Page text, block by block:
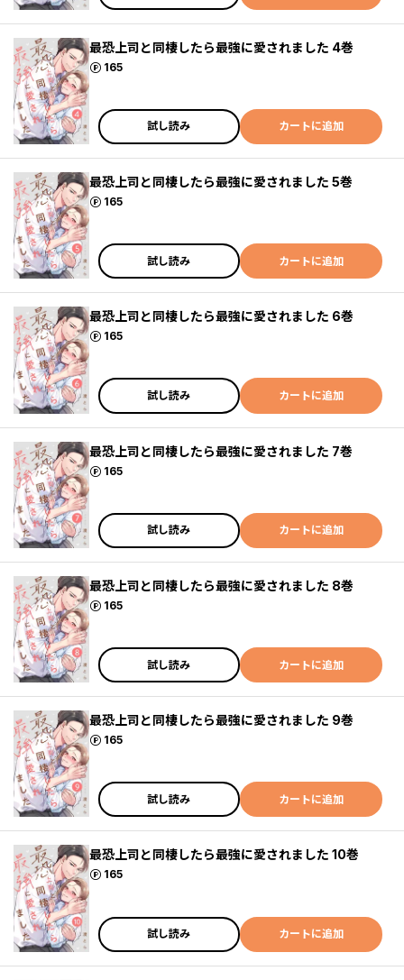
最恐上司と同棲したら最強に愛されました 4巻
165
ポイント
試し読み カートに追加
最恐上司と同棲したら最強に愛されました 5巻
165
ポイント
試し読み カートに追加
最恐上司と同棲したら最強に愛されました 6巻
165
ポイント
試し読み カートに追加
最恐上司と同棲したら最強に愛されました 7巻
165
ポイント
試し読み カートに追加
最恐上司と同棲したら最強に愛されました 8巻
165
ポイント
試し読み カートに追加
最恐上司と同棲したら最強に愛されました 9巻
165
ポイント
試し読み カートに追加
最恐上司と同棲したら最強に愛されました 10巻
165
ポイント
試し読み カートに追加